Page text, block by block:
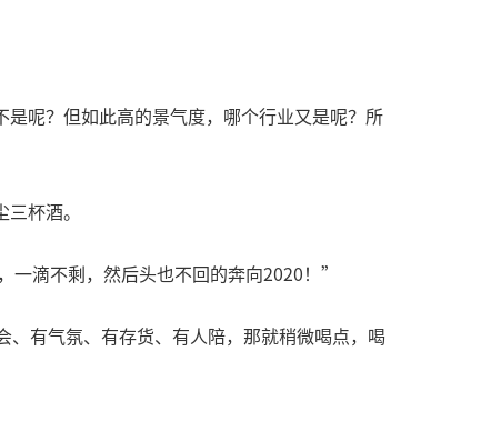
呢？但如此高的景气度，哪个行业又是呢？所
杯酒。
滴不剩，然后头也不回的奔向2020！”
有气氛、有存货、有人陪，那就稍微喝点，喝